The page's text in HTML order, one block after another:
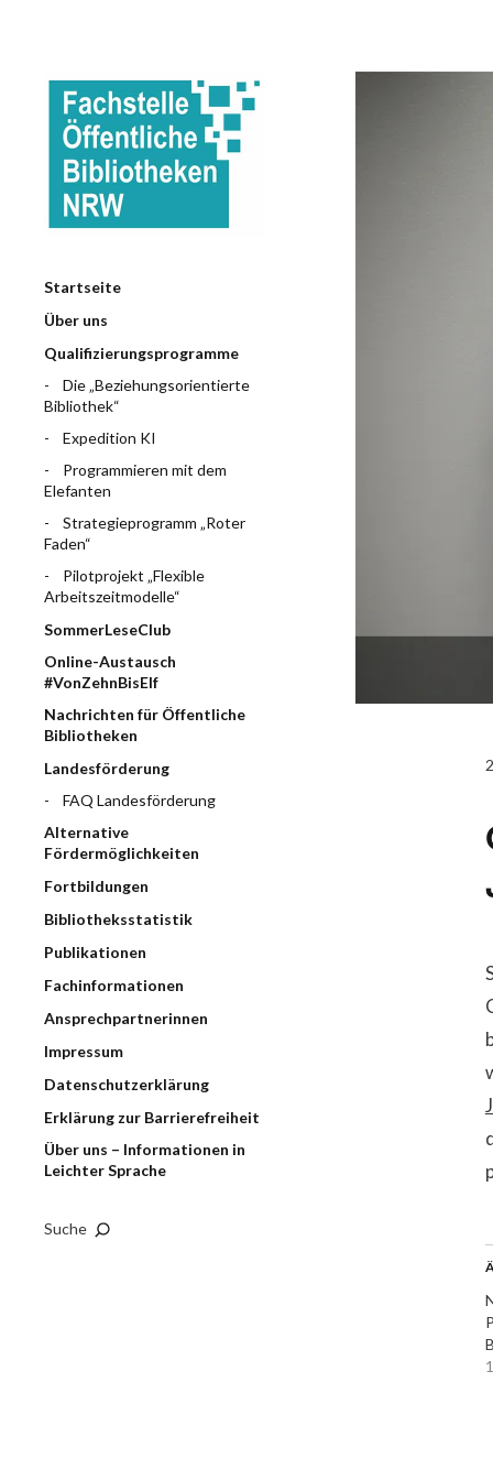
Startseite
Über uns
Qualifizierungsprogramme
Die „Beziehungsorientierte
Bibliothek“
Expedition KI
Programmieren mit dem
Elefanten
Strategieprogramm „Roter
Faden“
Pilotprojekt „Flexible
Arbeitszeitmodelle“
SommerLeseClub
Online-Austausch
#VonZehnBisElf
Nachrichten für Öffentliche
Bibliotheken
Landesförderung
FAQ Landesförderung
Alternative
Fördermöglichkeiten
Fortbildungen
Bibliotheksstatistik
Publikationen
Fachinformationen
Ansprechpartnerinnen
Impressum
Datenschutzerklärung
Erklärung zur Barrierefreiheit
Über uns – Informationen in
Leichter Sprache
Suche